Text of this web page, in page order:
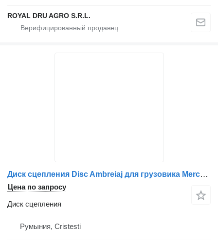
ROYAL DRU AGRO S.R.L.
Диск сцепления Disc Ambreiaj для грузовика Mercedes-Benz A0202500003 A0192509903 A0212506603
Цена по запросу
Диск сцепления
Румыния, Cristesti